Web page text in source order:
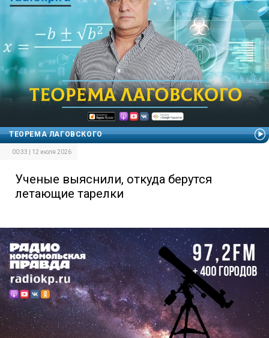
ТЕОРЕМА ЛАГОВСКОГО
00:33 | 12 июля 2026
Ученые выяснили, откуда берутся
летающие тарелки